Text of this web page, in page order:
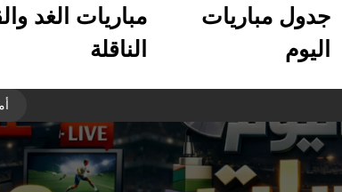
جدول مباريات
اليوم
مباريات الغد
الناقلة